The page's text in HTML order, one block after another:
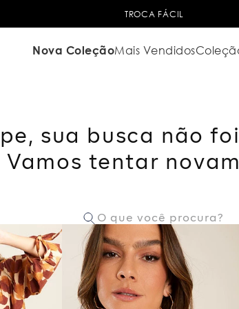
TROCA FÁCIL
Nova ColeçãoMais Vendidos
sua busca não
Vamos tentar